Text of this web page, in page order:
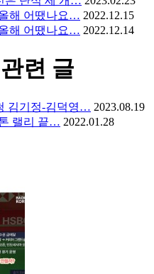
해 어땠나요… 2022.12.15
해 어땠나요… 2022.12.14
련 글
김기정-김덕영… 2023.08.19
랠리 끝… 2022.01.28